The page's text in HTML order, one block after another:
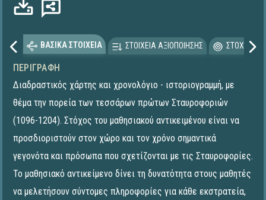
ΒΑΣΙΚΑ ΣΤΟΙΧΕΙΑ ΣΤΟΙΧΕΙΑ ΑΞΙΟΠΟΙΗΣΗΣ
ΠΕΡΙΓΡΑΦΉ
Διαδραστικός χάρτης και χρονολόγιο - ιστοριογραμμή, με
θέμα την πορεία των τεσσάρων πρώτων Σταυροφοριών
(1096-1204). Στόχος του μαθησιακού αντικειμένου είναι να
προσδιοριστούν στον χώρο και τον χρόνο σημαντικά
γεγονότα και πρόσωπα που σχετίζονται με τις Σταυροφορίες.
Το μαθησιακό αντικείμενο δίνει τη δυνατότητα στους μαθητές
να μελετήσουν σύντομες πληροφορίες για κάθε εκστρατεία,